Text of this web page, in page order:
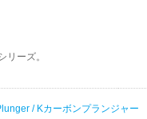
リーズ。
/ Kカーボンプランジャー